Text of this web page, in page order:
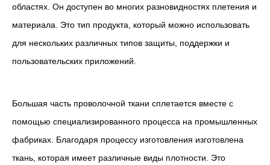
областях. Он доступен во многих разновидностях плетения и
материала. Это тип продукта, который можно использовать
для нескольких различных типов защиты, поддержки и
пользовательских приложений.
Большая часть проволочной ткани сплетается вместе с
помощью специализированного процесса на промышленных
фабриках. Благодаря процессу изготовления изготовлена ​​
ткань, которая имеет различные виды плотности. Это